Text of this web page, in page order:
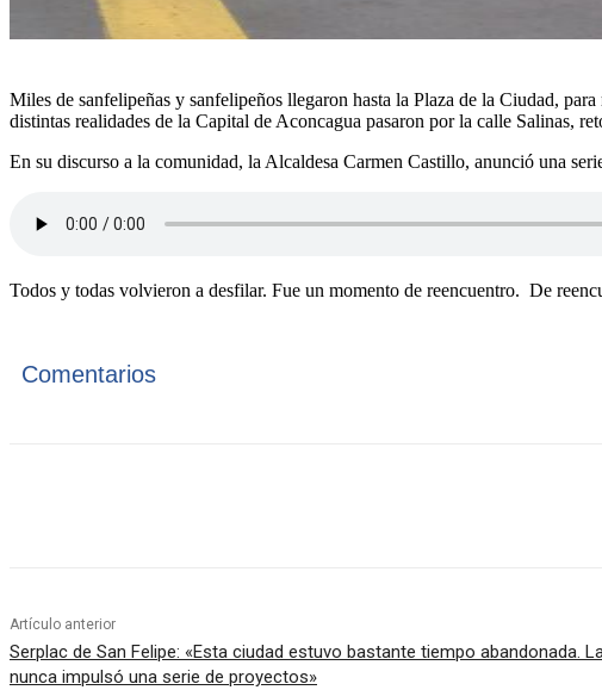
Miles de sanfelipeñas y sanfelipeños llegaron hasta la Plaza de la Ciudad,
distintas realidades de la Capital de Aconcagua pasaron por la calle Salinas,
En su discurso a la comunidad, la Alcaldesa Carmen Castillo, anunció una
Todos y todas volvieron a desfilar. Fue un momento de reencuentro. De
Comentarios
Artículo anterior
Serplac de San Felipe: «Esta ciudad estuvo bastante tiempo abandonada.
nunca impulsó una serie de proyectos»